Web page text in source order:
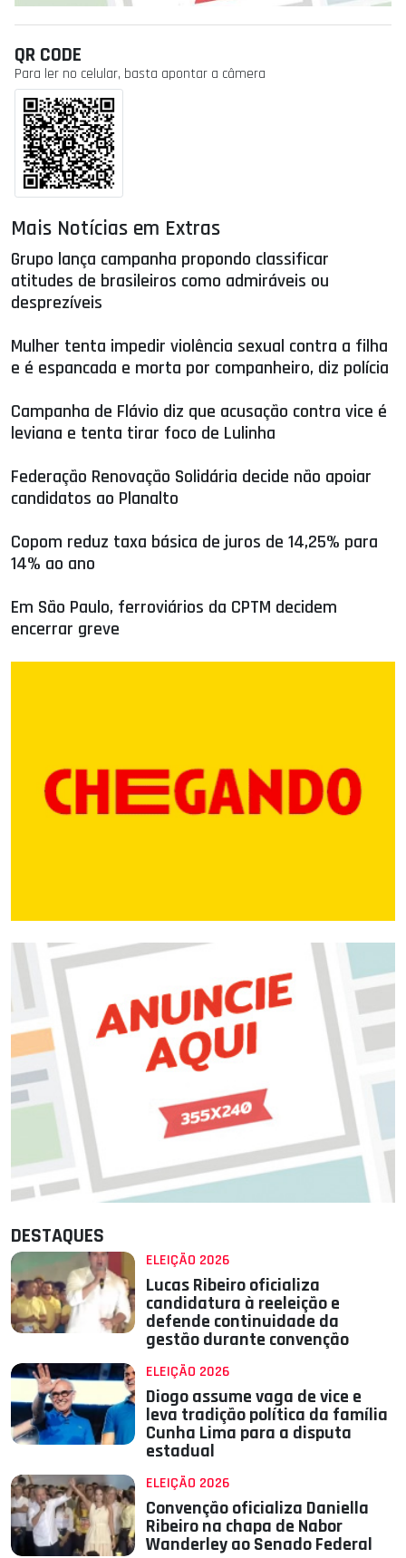
QR CODE
Para ler no celular, basta apontar a câmera
Mais Notícias em Extras
Grupo lança campanha propondo classificar
atitudes de brasileiros como admiráveis ou
desprezíveis
Mulher tenta impedir violência sexual contra a filha
e é espancada e morta por companheiro, diz polícia
Campanha de Flávio diz que acusação contra vice é
leviana e tenta tirar foco de Lulinha
Federação Renovação Solidária decide não apoiar
candidatos ao Planalto
Copom reduz taxa básica de juros de 14,25% para
14% ao ano
Em São Paulo, ferroviários da CPTM decidem
encerrar greve
DESTAQUES
ELEIÇÃO 2026
Lucas Ribeiro oficializa
candidatura à reeleição e
defende continuidade da
gestão durante convenção
ELEIÇÃO 2026
Diogo assume vaga de vice e
leva tradição política da família
Cunha Lima para a disputa
estadual
ELEIÇÃO 2026
Convenção oficializa Daniella
Ribeiro na chapa de Nabor
Wanderley ao Senado Federal